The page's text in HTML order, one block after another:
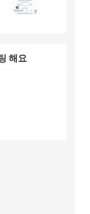
해요